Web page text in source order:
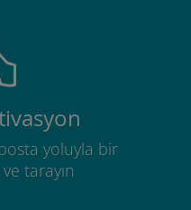
yoluyla bir
tarayın